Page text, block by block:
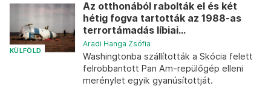
KÜLFÖLD
Az otthonából rabolták el és két
hétig fogva tartották az 1988-as
terrortámadás líbiai...
Aradi Hanga Zsófia
Washingtonba szállították a Skócia felett
felrobbantott Pan Am-repülőgép elleni
merénylet egyik gyanúsítottját.